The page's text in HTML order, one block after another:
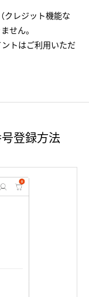
クレジット機能な
せん。
トはご利用いただ
登録方法